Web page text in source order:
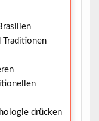
drücken